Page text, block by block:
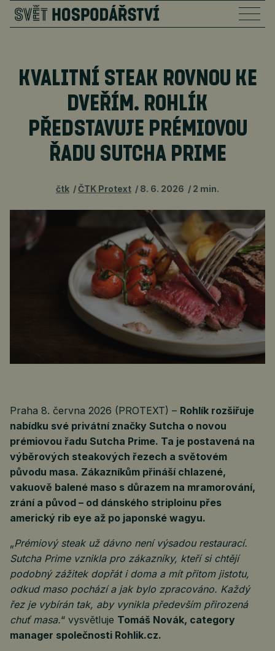
KVALITNÍ STEAK ROVNOU KE
DVEŘÍM. ROHLÍK
PŘEDSTAVUJE PRÉMIOVOU
ŘADU SUTCHA PRIME
čtk ČTK Protext 8. 6. 2026 2 min.
Praha 8. června 2026 (PROTEXT) – Rohlík rozšiřuje
nabídku své privátní značky Sutcha o novou
prémiovou řadu Sutcha Prime. Ta je postavená na
výběrových steakových řezech a světovém
původu masa. Zákazníkům přináší chlazené,
vakuově balené maso s důrazem na mramorování,
zrání a původ – od dánského striploinu přes
americký rib eye až po japonské wagyu.
„Prémiový steak už dávno není výsadou restaurací.
Sutcha Prime vznikla pro zákazníky, kteří si chtějí
podobný zážitek dopřát i doma a mít přitom jistotu,
odkud maso pochází a jak bylo zpracováno. Každý
řez je vybírán tak, aby vynikla především přirozená
chuť masa.“ vysvětluje Tomáš Novák, category
manager společnosti Rohlik.cz.